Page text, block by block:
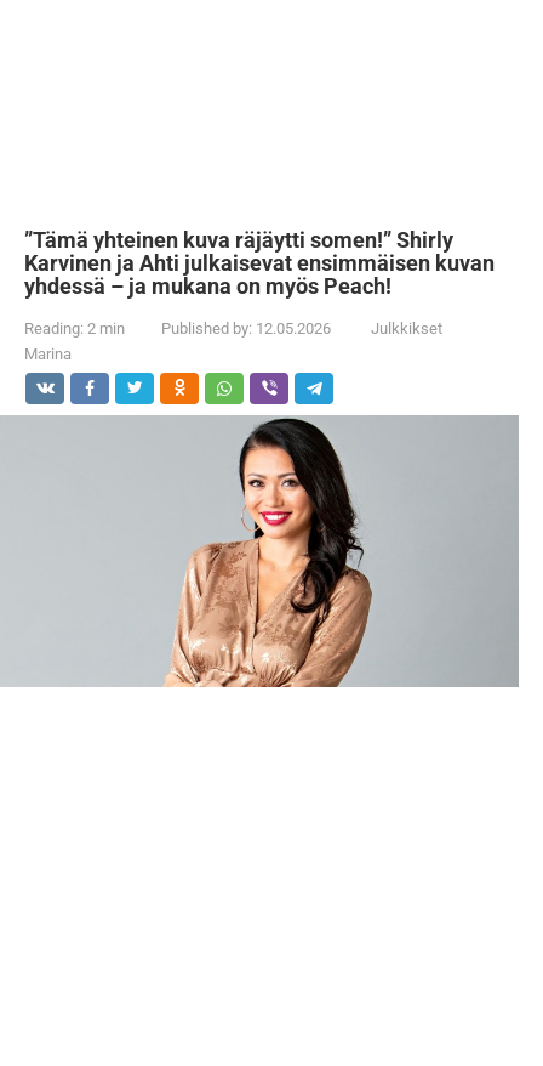
”Tämä yhteinen kuva räjäytti somen!” Shirly
Karvinen ja Ahti julkaisevat ensimmäisen kuvan
yhdessä – ja mukana on myös Peach!
Reading: 2 min Published by: 12.05.2026
Julkkikset
Marina